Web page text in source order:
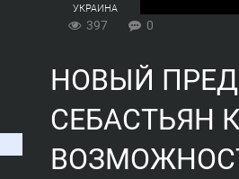
УКРАИНА
397 0
НОВЫЙ
СЕБАСТЬЯН